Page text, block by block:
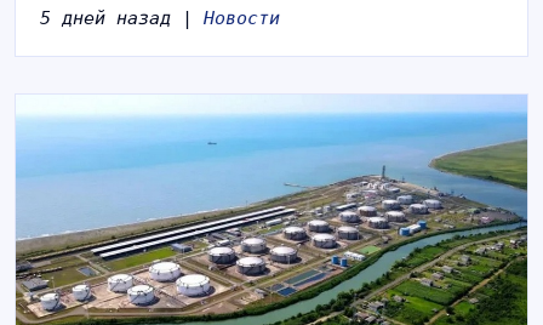
5 дней назад | Новости